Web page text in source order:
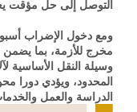
التوصل إلى حل مؤقت
ومع دخول الإضراب
مخرج للأزمة، بما
وسيلة النقل الأساسية
المحدود، ويؤدي دورا
الدراسة والعمل